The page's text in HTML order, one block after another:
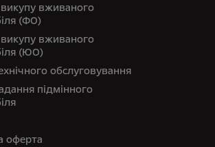
вживаного
(ФО)
вживаного
(ЮО)
обслуговування
підмінного
оферта